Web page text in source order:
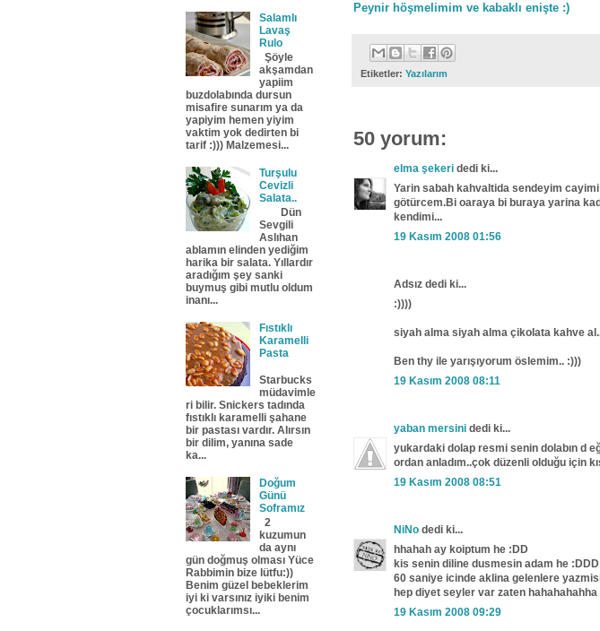
Peynir höşmelimim ve kabaklı enişte :)
Etiketler: Yazılarım
50 yorum:
elma şekeri dedi ki...
Yarin sabah kahvaltida sendeyim
götürcem.Bi oaraya bi buraya yarina
kendimi...
19 Kasım 2008 01:56
Adsız dedi ki...
:))))
siyah alma siyah alma çikolata kahve
Ben thy ile yarışıyorum öslemim.. :)))
19 Kasım 2008 08:11
yaban mersini dedi ki...
yukardaki dolap resmi senin dolabın d
ordan anladım..çok düzenli olduğu için
19 Kasım 2008 08:51
NiNo dedi ki...
hhahah ay koiptum he :DD
kis senin diline dusmesin adam he
60 saniye icinde aklina gelenlere
hep diyet seyler var zaten hahahahahha
19 Kasım 2008 09:29
Salamlı
Lavaş
Rulo
Şöyle
akşamdan
yapiim
buzdolabında dursun
misafire sunarım ya da
yapiyim hemen yiyim
vaktim yok dedirten bi
tarif :))) Malzemesi...
Turşulu
Cevizli
Salata..
Dün
Sevgili
Aslıhan
ablamın elinden yediğim
harika bir salata. Yıllardır
aradığım şey sanki
buymuş gibi mutlu oldum
inanı...
Fıstıklı
Karamelli
Pasta
Starbucks
müdavimle
ri bilir. Snickers tadında
fıstıklı karamelli şahane
bir pastası vardır. Alırsın
bir dilim, yanına sade
ka...
Doğum
Günü
Soframız
2
kuzumun
da aynı
gün doğmuş olması Yüce
Rabbimin bize lütfu:))
Benim güzel bebeklerim
iyi ki varsınız iyiki benim
çocuklarımsı...